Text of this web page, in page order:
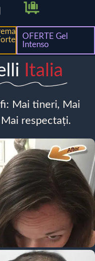
OFERTE Gel
Intenso
Italia
Mai tineri, Mai
respectați.